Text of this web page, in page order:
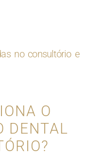
no consultório e
em casa.
O
DENTAL